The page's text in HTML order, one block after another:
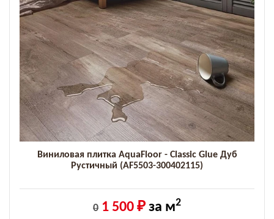
Виниловая плитка AquaFloor - Classic Glue Дуб
Рустичный (AF5503-300402115)
0 1 500 ₽ за м2